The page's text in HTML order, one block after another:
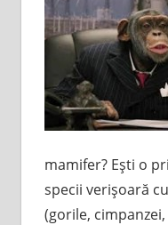
mamifer? Eşti o
specii verişoară
(gorile,